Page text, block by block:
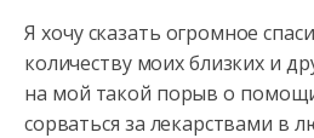
Я хочу сказать огромное
количеству моих близких и
на мой такой порыв о
сорваться за лекарствами в